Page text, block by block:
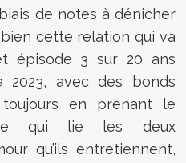
de notes à dénicher
bien cette relation qui va
épisode 3 sur 20 ans
2023, avec des bonds
en prenant le
ce qui lie les deux
qu’ils entretiennent,